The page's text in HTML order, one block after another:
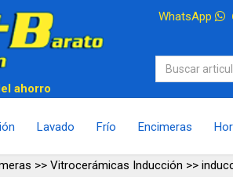
WhatsApp
ahorro
Lavado Frío Encimeras
>> Vitrocerámicas Inducción >>